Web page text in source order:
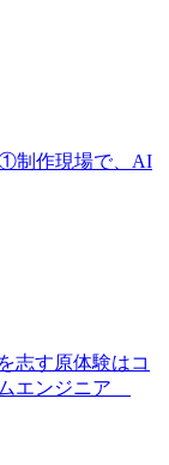
制作現場で、AI
志す原体験はコ
エンジニア